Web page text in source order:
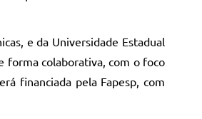
e da Universidade Estadual
forma colaborativa, com o foco
financiada pela Fapesp, com